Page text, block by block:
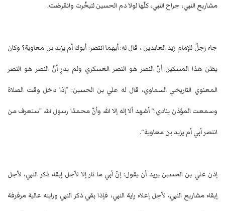
مشاريع النبي، جراح النبي، كلّها لولا دم الحسين لتبخّرت وانقرضت.
جاء رجلٌ للإمام زيد العابدين ، قال له: أيهما انتصر: أبوك أم يزيد بن معاوية؟ وكان
يظن هذا المسكين أنّ النصر هو النصر العسكري ولم يدرِ أنّ النصر هو النصر
المعنوي التاريخي السماوي، قال له علي بن الحسين: ”إذا دخل وقت الصلاة
وسمعت المؤذن ينادي:“ أشهد ألا إله إلا الله وأنّ محمدًا رسول الله ”ستعرف من
انتصر أبي أم يزيد بن معاوية“.
إذن علي بن الحسين يريد أن يقول: إنّ أبي ما ثار إلا لأجل إبقاء ذكر النبي، لأجل
إبقاء مشاريع النبي، لأجل إعلاء راية النبي، فإذا بقي ذكر النبي ورايته عالية مرفرفة